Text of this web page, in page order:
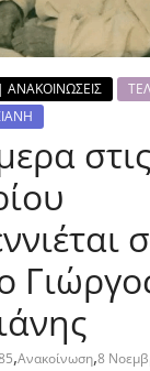
ΑΝΑΚΟΙΝΩΣΕΙΣ
,Ανακοίνωση,8